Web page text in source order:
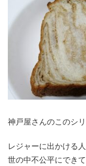
神戸屋さんのこのシ
レジャーに出かける
世の中不公平にでき